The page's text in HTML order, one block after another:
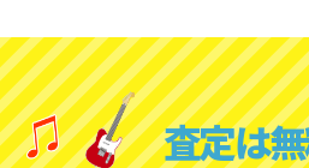
査定は